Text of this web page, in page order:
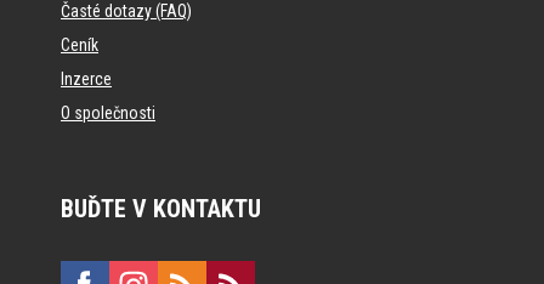
Časté dotazy (FAQ)
Ceník
Inzerce
O společnosti
BUĎTE V KONTAKTU